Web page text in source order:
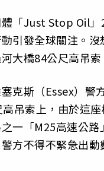
「Just Stop Oil」
動引發全球關注。
大橋84公尺高吊
克斯（Essex）警
吊索上，由於這
一「M25高速公
方不得不緊急出